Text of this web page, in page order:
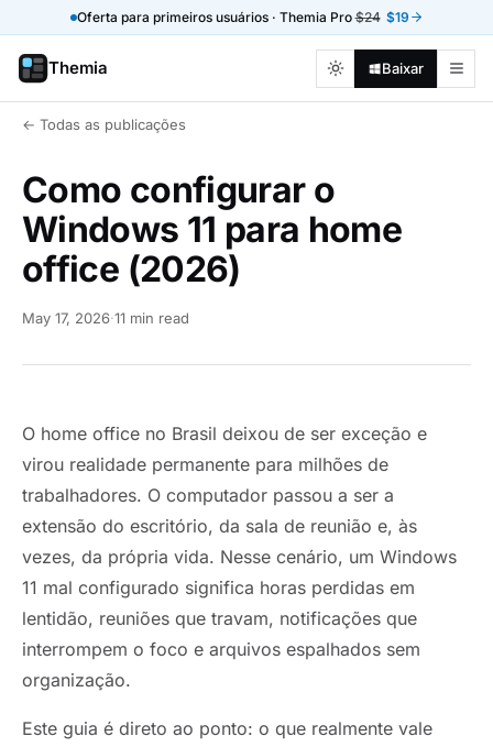
Oferta para primeiros usuários · Themia Pro$24 $19
Themia Baixar
← Todas as publicações
Como configurar o
Windows 11 para home
office (2026)
May 17, 2026·11 min read
O home office no Brasil deixou de ser exceção e
virou realidade permanente para milhões de
trabalhadores. O computador passou a ser a
extensão do escritório, da sala de reunião e, às
vezes, da própria vida. Nesse cenário, um Windows
11 mal configurado significa horas perdidas em
lentidão, reuniões que travam, notificações que
interrompem o foco e arquivos espalhados sem
organização.
Este guia é direto ao ponto: o que realmente vale